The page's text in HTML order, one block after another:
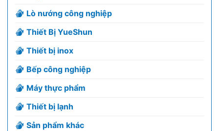
Lò nướng công nghiệp
Thiết Bị YueShun
Thiết bị inox
Bếp công nghiệp
Máy thực phẩm
Thiết bị lạnh
Sản phẩm khác